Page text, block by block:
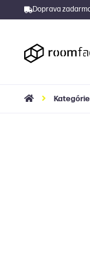
Doprava
Kategórie